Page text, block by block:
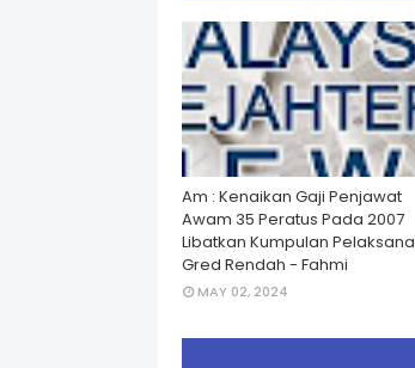
Am : Kenaikan Gaji Penjawat
Awam 35 Peratus Pada 2007
Libatkan Kumpulan Pelaksana
Gred Rendah - Fahmi
MAY 02, 2024